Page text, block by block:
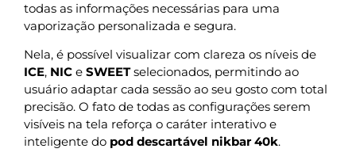
todas as informações necessárias para uma
vaporização personalizada e segura.
Nela, é possível visualizar com clareza os níveis de
ICE, NIC e SWEETselecionados, permitindo ao
usuário adaptar cada sessão ao seu gosto com total
precisão. O fato de todas as configurações serem
visíveis na tela reforça o caráter interativo e
inteligente do pod descartável nikbar 40k.